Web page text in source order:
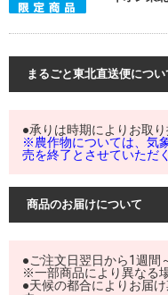
まるごと東北直送便につい
●承りは時期によりお取
※農作物については、気
売を終了とさせていただ
商品のお届けについて
●ご注文日翌日から1週間
※一部商品により異なる
●天候の都合によりお届